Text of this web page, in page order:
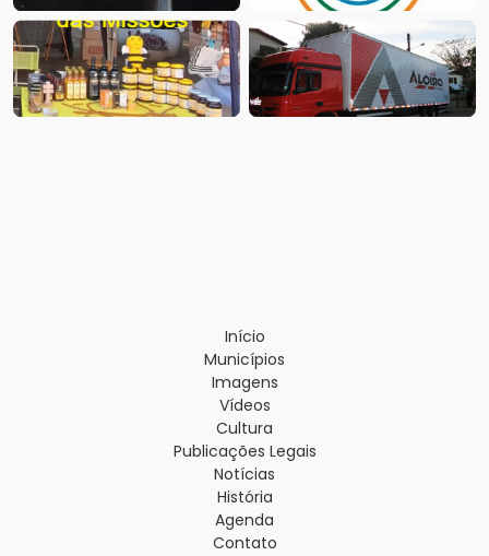
Início
Municípios
Imagens
Vídeos
Cultura
Publicações Legais
Notícias
História
Agenda
Contato